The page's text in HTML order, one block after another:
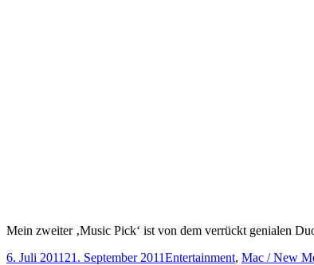
Mein zweiter ‚Music Pick‘ ist von dem verrückt genialen
Veröffentlicht
6. Juli 2011 21. September 2011Kategorien
Entertainment, Mac / New